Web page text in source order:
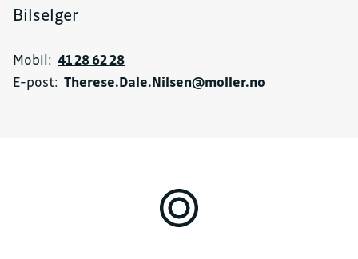
Bilselger
Mobil: 41 28 62 28
E-post: Therese.Dale.Nilsen@moller.no